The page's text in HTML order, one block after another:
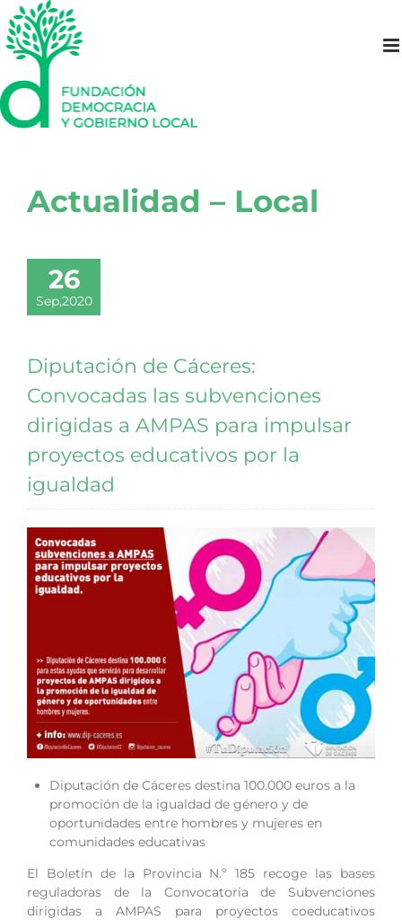
Saltar
al
contenido
Actualidad – Local
26
Sep,2020
Diputación de Cáceres:
Convocadas las subvenciones
dirigidas a AMPAS para impulsar
proyectos educativos por la
igualdad
Diputación de Cáceres destina 100.000 euros a la
promoción de la igualdad de género y de
oportunidades entre hombres y mujeres en
comunidades educativas
El Boletín de la Provincia N.º 185 recoge las bases
reguladoras de la Convocatoria de Subvenciones
dirigidas a AMPAS para proyectos coeducativos